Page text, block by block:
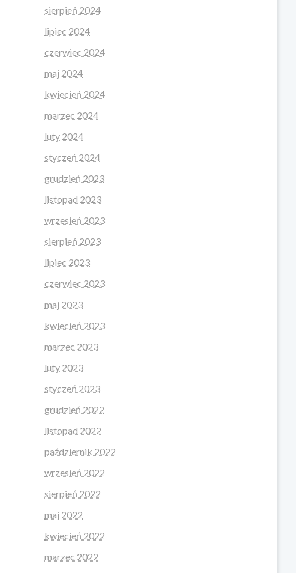
sierpień 2024
lipiec 2024
czerwiec 2024
maj 2024
kwiecień 2024
marzec 2024
luty 2024
styczeń 2024
grudzień 2023
listopad 2023
wrzesień 2023
sierpień 2023
lipiec 2023
czerwiec 2023
maj 2023
kwiecień 2023
marzec 2023
luty 2023
styczeń 2023
grudzień 2022
listopad 2022
październik 2022
wrzesień 2022
sierpień 2022
maj 2022
kwiecień 2022
marzec 2022